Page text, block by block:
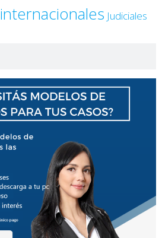
internacionales Judiciales